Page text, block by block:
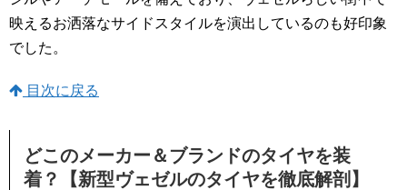
映えるお洒落なサイドスタイルを演出しているのも好印象
でした。
目次に戻る
どこのメーカー＆ブランドのタイヤを装
着？【新型ヴェゼルのタイヤを徹底解剖】